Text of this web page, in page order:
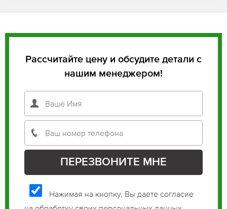
Рассчитайте цену и обсудите детали с
нашим менеджером!
Нажимая на кнопку, Вы даете согласие